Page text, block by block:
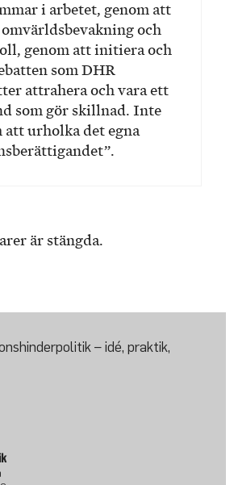
i arbetet, genom att
omvärldsbevakning och
genom att initiera och
som DHR
attrahera och vara ett
som gör skillnad. Inte
att urholka det egna
är stängda.